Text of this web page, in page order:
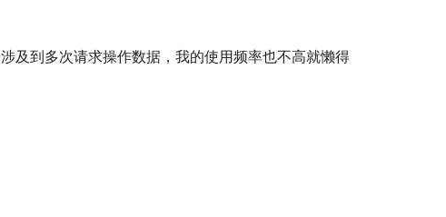
及到多次请求操作数据，我的使用频率也不高就懒得